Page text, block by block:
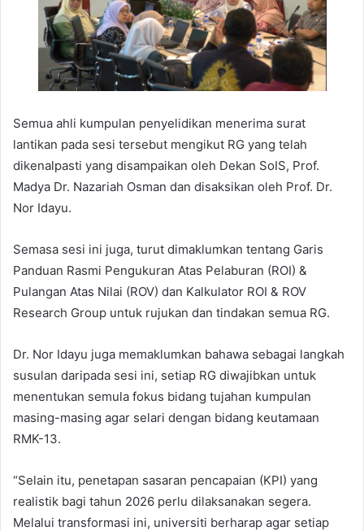
Semua ahli kumpulan penyelidikan menerima surat
lantikan pada sesi tersebut mengikut RG yang telah
dikenalpasti yang disampaikan oleh Dekan SoIS, Prof.
Madya Dr. Nazariah Osman dan disaksikan oleh Prof. Dr.
Nor Idayu.
Semasa sesi ini juga, turut dimaklumkan tentang Garis
Panduan Rasmi Pengukuran Atas Pelaburan (ROI) &
Pulangan Atas Nilai (ROV) dan Kalkulator ROI & ROV
Research Group untuk rujukan dan tindakan semua RG.
Dr. Nor Idayu juga memaklumkan bahawa sebagai langkah
susulan daripada sesi ini, setiap RG diwajibkan untuk
menentukan semula fokus bidang tujahan kumpulan
masing-masing agar selari dengan bidang keutamaan
RMK-13.
“Selain itu, penetapan sasaran pencapaian (KPI) yang
realistik bagi tahun 2026 perlu dilaksanakan segera.
Melalui transformasi ini, universiti berharap agar setiap